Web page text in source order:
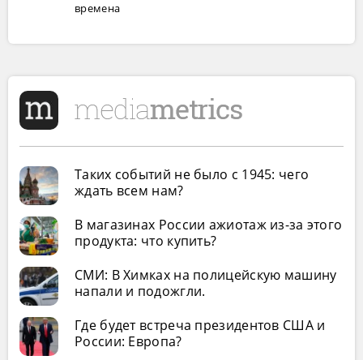
времена
Таких событий не было с 1945: чего
ждать всем нам?
В магазинах России ажиотаж из-за этого
продукта: что купить?
СМИ: В Химках на полицейскую машину
напали и подожгли.
Где будет встреча президентов США и
России: Европа?